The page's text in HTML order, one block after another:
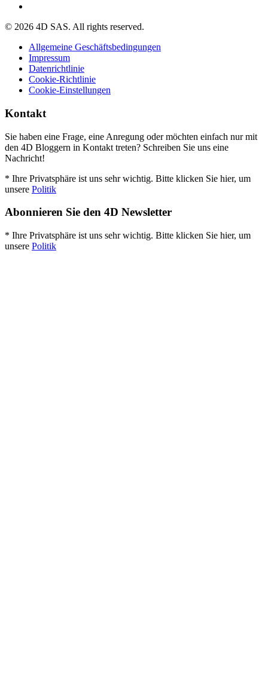
© 2026 4D SAS. All rights reserved.
Allgemeine Geschäftsbedingungen
Impressum
Datenrichtlinie
Cookie-Richtlinie
Cookie-Einstellungen
Kontakt
Sie haben eine Frage, eine Anregung oder möchten einfach nur mit
den 4D Bloggern in Kontakt treten? Schreiben Sie uns eine
Nachricht!
* Ihre Privatsphäre ist uns sehr wichtig. Bitte klicken Sie hier, um
unsere Politik
Abonnieren Sie den 4D Newsletter
* Ihre Privatsphäre ist uns sehr wichtig. Bitte klicken Sie hier, um
unsere Politik